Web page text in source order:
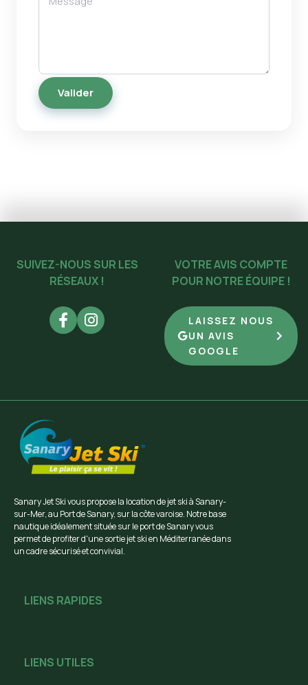
SUIVEZ-NOUS SUR LES
RÉSEAUX !
VOTRE AVIS COMPTE
POUR NOTRE ÉQUIPE !
LAISSEZ NOUS
UN AVIS
GOOGLE
Sanary Jet Ski vous propose la location de jet ski à Sanary-
sur-Mer, au Port de Sanary, sur la côte varoise. Notre base
nautique idéalement située sur le port de Sanary vous
permet de profiter d'une sortie jet ski en Méditerranée dans
un cadre sécurisé et convivial.
LIENS RAPIDES
LIENS UTILES